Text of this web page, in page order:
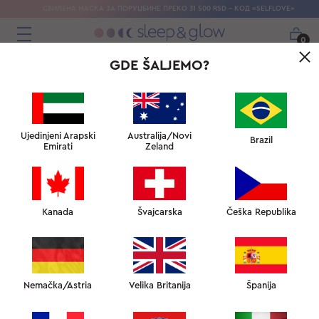
СВИЛЕНА МАСКА ЗА ПОРУЏБИНЕ ПРЕКО 31 500 RSD - КОД «SELFLOVE»
0
STUDIJ KOŽE
← STUDIJ LEPOTE KOD KUĆE
↑ BEAUTY SLEEP UNIVERZITET
UNIVERIZET SNA →
STUDIJ KOŽE
GDE ŠALJEMO?
Ujedinjeni Arapski
Emirati
Australija/Novi
Zeland
Brazil
Kanada Švajcarska Češka Republika
Nemačka/Astria Velika Britanija Španija